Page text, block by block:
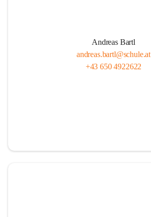
Andreas Bartl
andreas.bartl@schule.at
+43 650 4922622